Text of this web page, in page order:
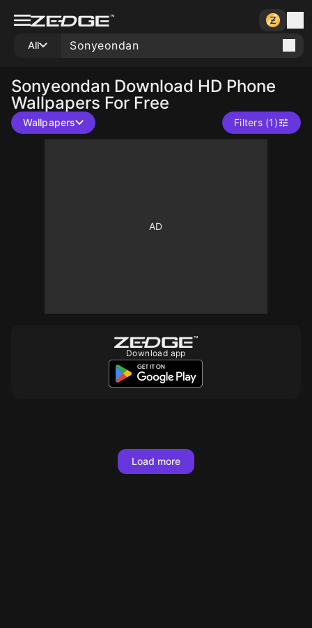
All
Sonyeondan Download HD Phone
Wallpapers For Free
Wallpapers Filters (1)
Download app
Load more